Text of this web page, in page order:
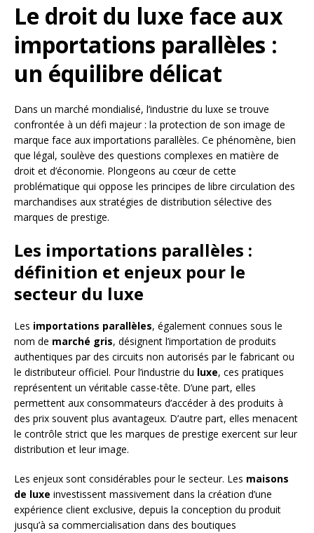
Le droit du luxe face aux
importations parallèles :
un équilibre délicat
Dans un marché mondialisé, l’industrie du luxe se trouve
confrontée à un défi majeur : la protection de son image de
marque face aux importations parallèles. Ce phénomène, bien
que légal, soulève des questions complexes en matière de
droit et d’économie. Plongeons au cœur de cette
problématique qui oppose les principes de libre circulation des
marchandises aux stratégies de distribution sélective des
marques de prestige.
Les importations parallèles :
définition et enjeux pour le
secteur du luxe
Les importations parallèles, également connues sous le
nom de marché gris, désignent l’importation de produits
authentiques par des circuits non autorisés par le fabricant ou
le distributeur officiel. Pour l’industrie du luxe, ces pratiques
représentent un véritable casse-tête. D’une part, elles
permettent aux consommateurs d’accéder à des produits à
des prix souvent plus avantageux. D’autre part, elles menacent
le contrôle strict que les marques de prestige exercent sur leur
distribution et leur image.
Les enjeux sont considérables pour le secteur. Les maisons
de luxe investissent massivement dans la création d’une
expérience client exclusive, depuis la conception du produit
jusqu’à sa commercialisation dans des boutiques